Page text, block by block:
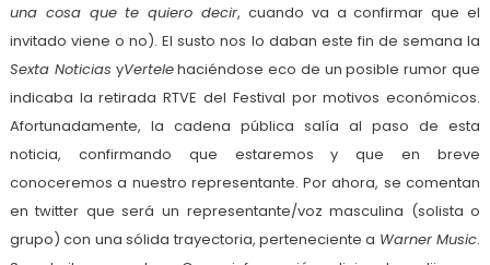
una cosa que te quiero decir, cuando va a confirmar que el
invitado viene o no). El susto nos lo daban este fin de semana la
Sexta Noticias yVertelehaciéndose eco de un posible rumor que
indicaba la retirada RTVE del Festival por motivos económicos.
Afortunadamente, la cadena pública salía al paso de esta
noticia, confirmando que estaremos y que en breve
conoceremos a nuestro representante. Por ahora, se comentan
en twitter que será un representante/voz masculina (solista o
grupo) con una sólida trayectoria, perteneciente a Warner Music.